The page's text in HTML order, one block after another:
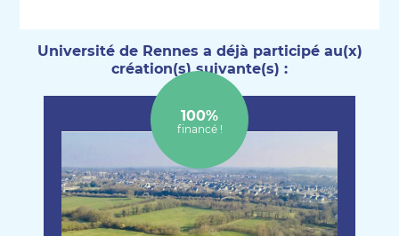
Université de Rennes a déjà participé au(x)
création(s) suivante(s) :
100%
financé !